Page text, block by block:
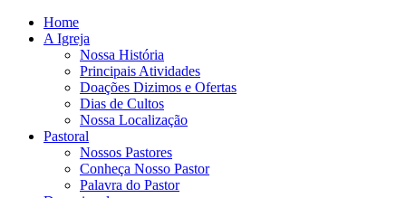
Home
A Igreja
Nossa História
Principais Atividades
Doações Dizimos e Ofertas
Dias de Cultos
Nossa Localização
Pastoral
Nossos Pastores
Conheça Nosso Pastor
Palavra do Pastor